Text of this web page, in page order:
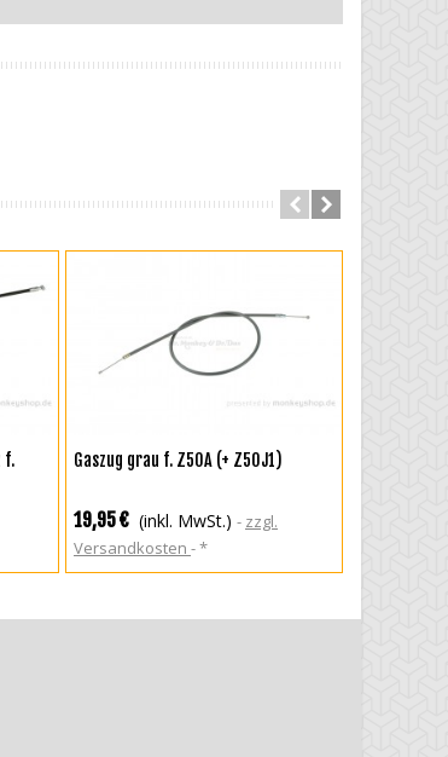
f.
IN DEN WARENKORB
Gaszug grau f. Z50A (+ Z50J1)
19,95 € (inkl. MwSt.)
zzgl.
Versandkosten
*